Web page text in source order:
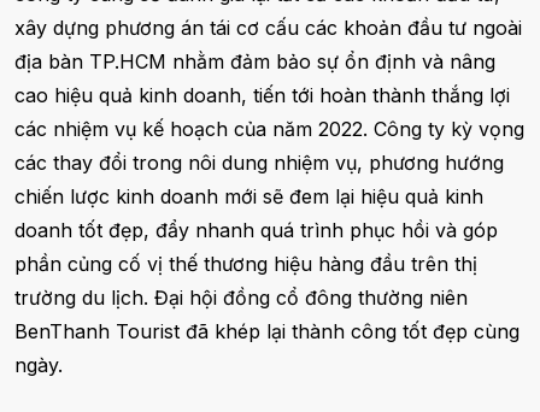
xây dựng phương án tái cơ cấu các khoản đầu tư ngoài
địa bàn TP.HCM nhằm đảm bảo sự ổn định và nâng
cao hiệu quả kinh doanh, tiến tới hoàn thành thắng lợi
các nhiệm vụ kế hoạch của năm 2022. Công ty kỳ vọng
các thay đổi trong nôi dung nhiệm vụ, phương hướng
chiến lược kinh doanh mới sẽ đem lại hiệu quả kinh
doanh tốt đẹp, đẩy nhanh quá trình phục hồi và góp
phần củng cố vị thế thương hiệu hàng đầu trên thị
trường du lịch. Đại hội đồng cổ đông thường niên
BenThanh Tourist đã khép lại thành công tốt đẹp cùng
ngày.